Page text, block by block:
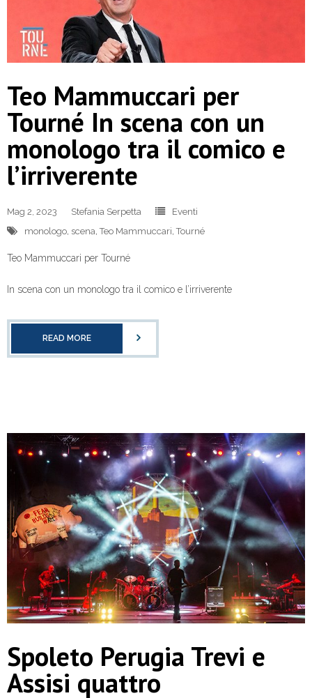
Teo Mammuccari per
Tourné In scena con un
monologo tra il comico e
l’irriverente
Mag 2, 2023 Stefania Serpetta
Eventi
monologo scena ,Teo Mammuccari ,Tourné
Teo Mammuccari per Tourné
In scena con un monologo tra il comico e l’irriverente
READ MORE
Spoleto Perugia Trevi e
Assisi quattro